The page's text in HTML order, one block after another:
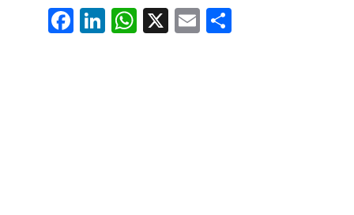
Fa
ce
Li
nk
W
ha
X E
m
Pa
rt